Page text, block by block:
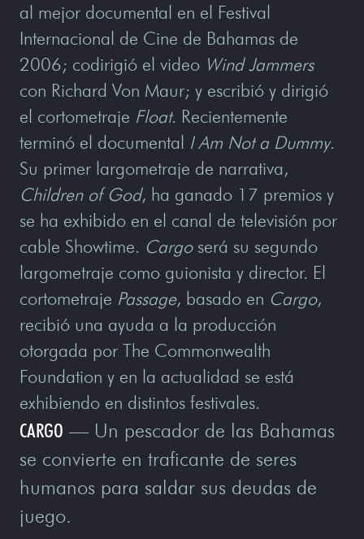
al mejor documental en el Festival
Internacional de Cine de Bahamas de
2006; codirigió el video Wind Jammers
con Richard Von Maur; y escribió y dirigió
el cortometraje Float. Recientemente
terminó el documental I Am Not a Dummy.
Su primer largometraje de narrativa,
Children of God, ha ganado 17 premios y
se ha exhibido en el canal de televisión por
cable Showtime. Cargoserá su segundo
largometraje como guionista y director. El
cortometraje Passage, basado en Cargo,
recibió una ayuda a la producción
otorgada por The Commonwealth
Foundation y en la actualidad se está
exhibiendo en distintos festivales.
CARGO — Un pescador de las Bahamas
se convierte en traficante de seres
humanos para saldar sus deudas de
juego.